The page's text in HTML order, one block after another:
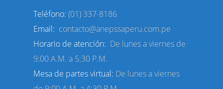
Teléfono: (01) 337-8186
Email: contacto@anepssaperu.com.pe
Horario de atención: De lunes a viernes de
9:00 A.M. a 5:30 P.M.
Mesa de partes virtual: De lunes a viernes